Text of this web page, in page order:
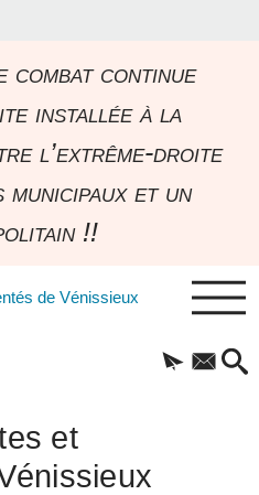
combat continue
installée à la
l’extrême-droite
et un
!!
et